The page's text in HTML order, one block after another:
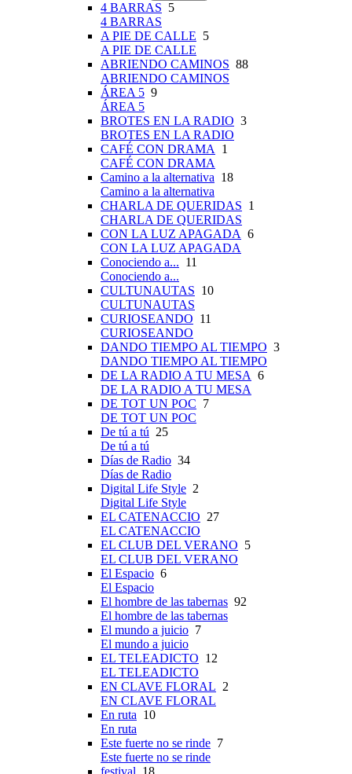
4 BARRAS 5
4 BARRAS
A PIE DE CALLE 5
A PIE DE CALLE
ABRIENDO CAMINOS 88
ABRIENDO CAMINOS
ÁREA 5 9
ÁREA 5
BROTES EN LA RADIO 3
BROTES EN LA RADIO
CAFÉ CON DRAMA
1
CAFÉ CON DRAMA
Camino a la alternativa 18
Camino a la alternativa
CHARLA DE QUERIDAS 1
CHARLA DE QUERIDAS
CON LA LUZ APAGADA 6
CON LA LUZ APAGADA
Conociendo a... 11
Conociendo a...
CULTUNAUTAS 10
CULTUNAUTAS
CURIOSEANDO 11
CURIOSEANDO
DANDO TIEMPO AL TIEMPO 3
DANDO TIEMPO AL TIEMPO
DE LA RADIO A TU MESA 6
DE LA RADIO A TU MESA
DE TOT UN POC 7
DE TOT UN POC
De tú a tú 25
De tú a tú
Días de Radio 34
Días de Radio
Digital Life Style 2
Digital Life Style
EL CATENACCIO 27
EL CATENACCIO
EL CLUB DEL VERANO 5
EL CLUB DEL VERANO
El Espacio 6
El Espacio
El hombre de las tabernas 92
El hombre de las tabernas
El mundo a juicio 7
El mundo a juicio
EL TELEADICTO 12
EL TELEADICTO
EN CLAVE FLORAL 2
EN CLAVE FLORAL
En ruta 10
En ruta
Este fuerte no se rinde 7
Este fuerte no se rinde